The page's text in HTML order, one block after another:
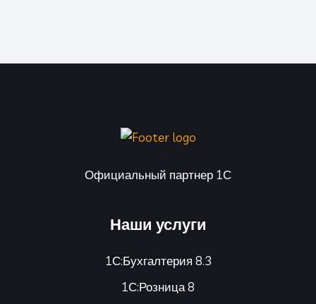
Официальный партнер 1С
Наши услуги
1С:Бухгалтерия 8.3
1С:Розница 8